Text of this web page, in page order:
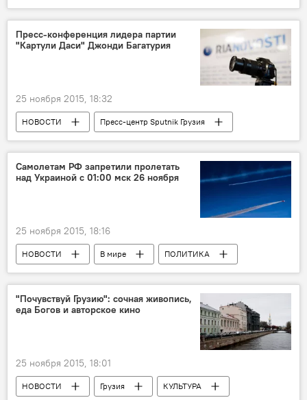
ПОЛИТИКА ОБЩЕСТВО
Пресс-конференция лидера партии
"Картули Даси" Джонди Багатурия
25 ноября 2015, 18:32
НОВОСТИ
Пресс-центр Sputnik Грузия
Грузия
ПОЛИТИКА Россия
Самолетам РФ запретили пролетать
над Украиной с 01:00 мск 26 ноября
25 ноября 2015, 18:16
НОВОСТИ В мире
ПОЛИТИКА
Россия
"Почувствуй Грузию": сочная живопись,
еда Богов и авторское кино
25 ноября 2015, 18:01
НОВОСТИ Грузия
КУЛЬТУРА